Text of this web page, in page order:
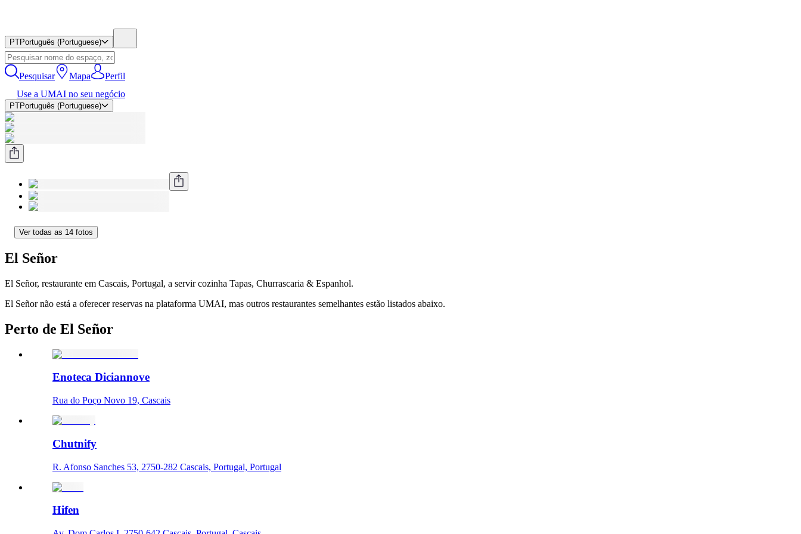
PTPortuguês (Portuguese)
Pesquisar Mapa
Perfil
Use a UMAI no seu negócio
PTPortuguês (Portuguese)
Ver todas as 14 fotos
El Señor
El Señor, restaurante em Cascais, Portugal, a servir cozinha Tapas, Churrascaria & Espanhol.
El Señor não está a oferecer reservas na plataforma UMAI, mas outros restaurantes semelhantes estão listados abaixo.
Perto de El Señor
Enoteca Diciannove
Rua do Poço Novo 19, Cascais
Chutnify
R. Afonso Sanches 53, 2750-282 Cascais, Portugal, Portugal
Hifen